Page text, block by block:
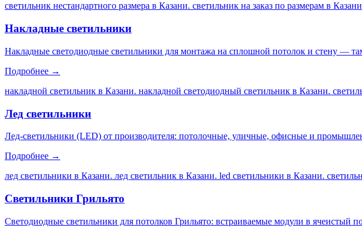
светильник нестандартного размера в Казани. светильник на заказ по размерам в
Накладные светильники
Накладные светодиодные светильники для монтажа на сплошной потолок и стену —
Подробнее →
накладной светильник в Казани. накладной светодиодный светильник в Казани.
Лед светильники
Лед-светильники (LED) от производителя: потолочные, уличные, офисные и
Подробнее →
лед светильники в Казани. лед светильник в Казани. led светильники в Казани.
Светильники Грильято
Светодиодные светильники для потолков Грильято: встраиваемые модули в